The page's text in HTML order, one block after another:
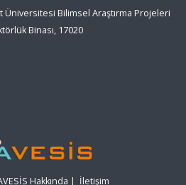
Üniversitesi Bilimsel Araştırma Projeleri
Binası, 17020
Hakkında | İletişim